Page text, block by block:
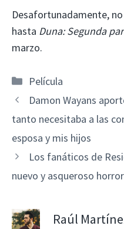
Desafortunadamente,
hasta Duna: Segunda
marzo.
Categorías
Película
Damon Wayans
tanto necesitaba a las
esposa y mis hijos
Los fanáticos de
nuevo y asqueroso
Raúl